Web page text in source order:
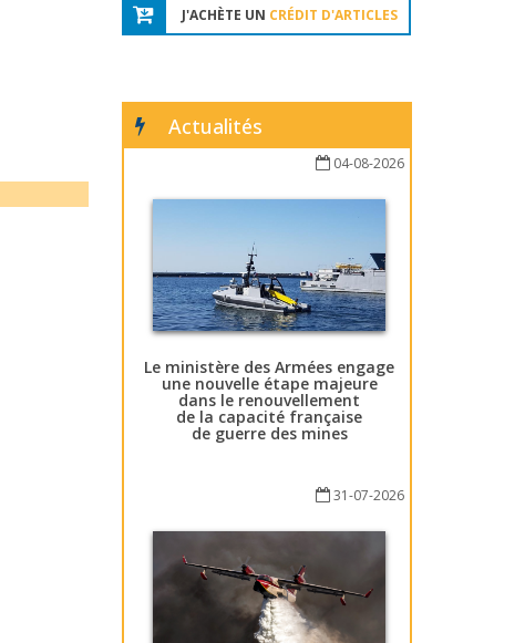
J'ACHÈTE UN CRÉDIT D'ARTICLES
Actualités
04-08-2026
Le ministère des Armées engage
une nouvelle étape majeure
dans le renouvellement
de la capacité française
de guerre des mines
31-07-2026